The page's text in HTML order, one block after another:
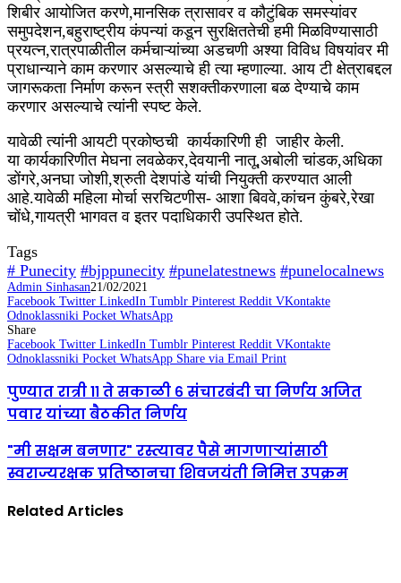
शिबीर आयोजित करणे,मानसिक त्रासावर व कौटुंबिक समस्यांवर
समुपदेशन,बहुराष्ट्रीय कंपन्यां कडून सुरक्षिततेची हमी मिळविण्यासाठी
प्रयत्न,रात्रपाळीतील कर्मचाऱ्यांच्या अडचणी अश्या विविध विषयांवर मी
प्राधान्याने काम करणार असल्याचे ही त्या म्हणाल्या. आय टी क्षेत्राबद्दल
जागरूकता निर्माण करून स्त्री सशक्तीकरणाला बळ देण्याचे काम
करणार असल्याचे त्यांनी स्पष्ट केले.
यावेळी त्यांनी आयटी प्रकोष्ठची कार्यकारिणी ही जाहीर केली.
या कार्यकारिणीत मेघना लवळेकर,देवयानी नातू,अबोली चांडक,अधिका
डोंगरे,अनघा जोशी,श्रुती देशपांडे यांची नियुक्ती करण्यात आली
आहे.यावेळी महिला मोर्चा सरचिटणीस- आशा बिववे,कांचन कुंबरे,रेखा
चोंधे,गायत्री भागवत व इतर पदाधिकारी उपस्थित होते.
Tags
# Punecity #bjppunecity #punelatestnews #punelocalnews
Admin Sinhasan21/02/2021
Facebook Twitter LinkedIn Tumblr Pinterest Reddit VKontakte
Odnoklassniki Pocket WhatsApp
Share
Facebook Twitter LinkedIn Tumblr Pinterest Reddit VKontakte
Odnoklassniki Pocket WhatsApp Share via Email Print
पुण्यात रात्री ११ ते सकाळी ६ संचारबंदी चा निर्णय अजित
पवार यांच्या बैठकीत निर्णय
"मी सक्षम बनणार" रस्त्यावर पैसे मागणाऱ्यांसाठी
स्वराज्यरक्षक प्रतिष्ठानचा शिवजयंती निमित्त उपक्रम
Related Articles